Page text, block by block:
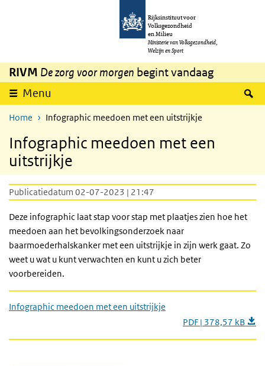
Overslaan en naar de inhoud gaan
Rijksinstituut voor
Volksgezondheid
en Milieu
Ministerie van Volksgezondheid,
Welzijn en Sport
RIVM De zorg voor morgen begint vandaag
Menu
Home Infographic meedoen met een uitstrijkje
Infographic meedoen met een
uitstrijkje
Publicatiedatum 02-07-2023 | 21:47
Deze infographic laat stap voor stap met plaatjes zien hoe het
meedoen aan het bevolkingsonderzoek naar
baarmoederhalskanker met een uitstrijkje in zijn werk gaat. Zo
weet u wat u kunt verwachten en kunt u zich beter
voorbereiden.
Infographic meedoen met een uitstrijkje
PDF | 378,57 kB